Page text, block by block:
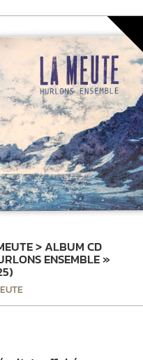
> ALBUM CD
ENSEMBLE »